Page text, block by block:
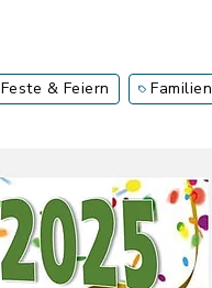
Feste & Feiern Familien